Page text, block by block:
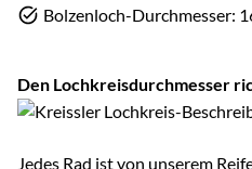
Bolzenloch-Durchmesser:
Den Lochkreisdurchmesser
Jedes Rad ist von unserem